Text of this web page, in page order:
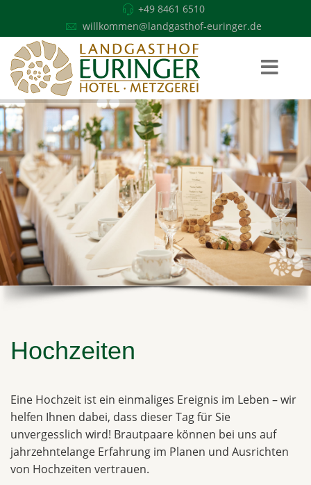
+49 8461 6510
willkommen@landgasthof-euringer.de
Hochzeiten
Eine Hochzeit ist ein einmaliges Ereignis im Leben – wir
helfen Ihnen dabei, dass dieser Tag für Sie
unvergesslich wird! Brautpaare können bei uns auf
jahrzehntelange Erfahrung im Planen und Ausrichten
von Hochzeiten vertrauen.